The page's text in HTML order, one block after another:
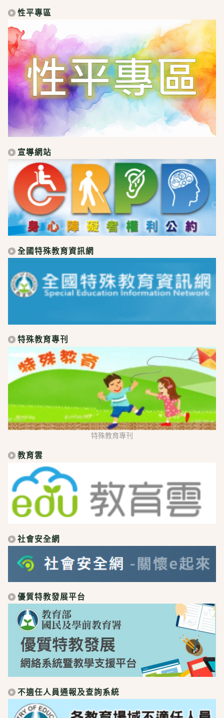
性平專區
宣導網站
全國特殊教育資訊網
特殊教育專刊
特殊教育專刊
教育雲
社會安全網
優質特教發展平台
不適任人員通報及查詢系統